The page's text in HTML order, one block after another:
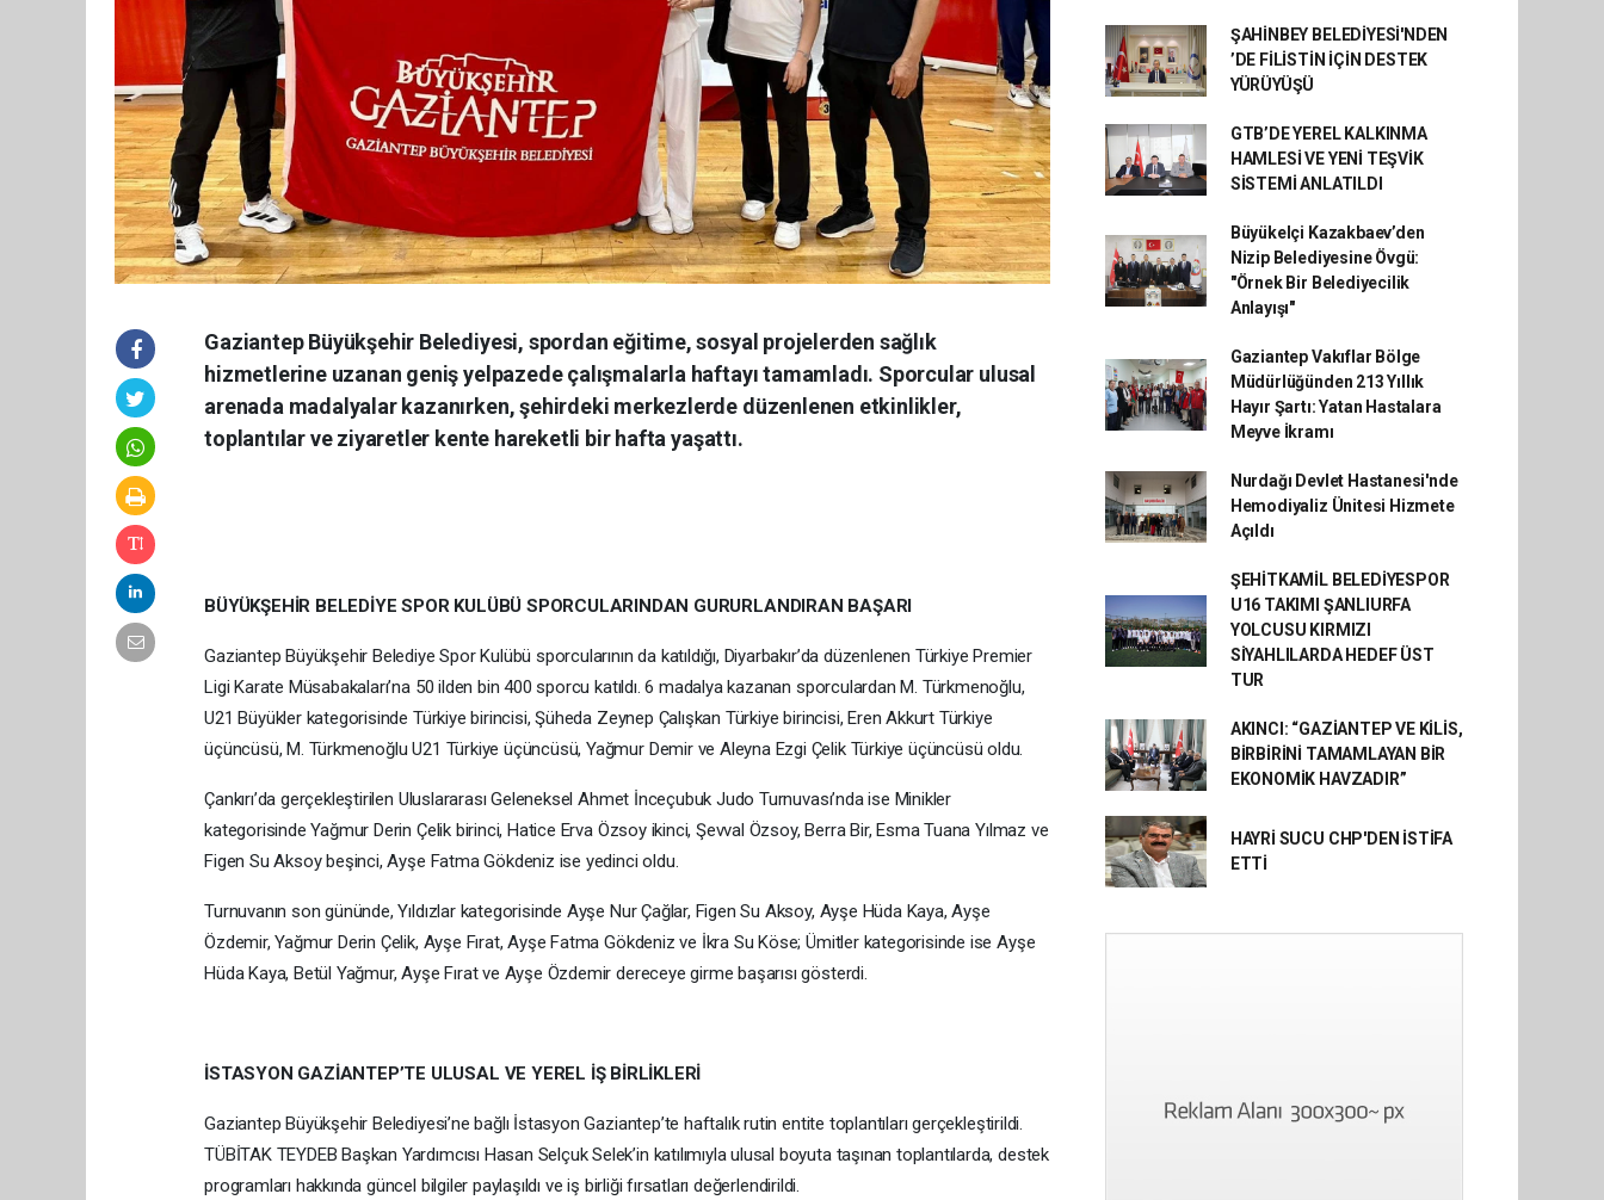
Gaziantep Büyükşehir Belediyesi, spordan eğitime, sosyal projelerden sağlık
hizmetlerine uzanan geniş yelpazede çalışmalarla haftayı tamamladı. Sporcular ulusal
arenada madalyalar kazanırken, şehirdeki merkezlerde düzenlenen etkinlikler,
toplantılar ve ziyaretler kente hareketli bir hafta yaşattı.
BÜYÜKŞEHİR BELEDİYE SPOR KULÜBÜ SPORCULARINDAN GURURLANDIRAN BAŞARI
Gaziantep Büyükşehir Belediye Spor Kulübü sporcularının da katıldığı, Diyarbakır’da düzenlenen Türkiye Premier
Ligi Karate Müsabakaları’na 50 ilden bin 400 sporcu katıldı. 6 madalya kazanan sporculardan M. Türkmenoğlu,
U21 Büyükler kategorisinde Türkiye birincisi, Şüheda Zeynep Çalışkan Türkiye birincisi, Eren Akkurt Türkiye
üçüncüsü, M. Türkmenoğlu U21 Türkiye üçüncüsü, Yağmur Demir ve Aleyna Ezgi Çelik Türkiye üçüncüsü oldu.
Çankırı’da gerçekleştirilen Uluslararası Geleneksel Ahmet İnceçubuk Judo Turnuvası’nda ise Minikler
kategorisinde Yağmur Derin Çelik birinci, Hatice Erva Özsoy ikinci, Şevval Özsoy, Berra Bir, Esma Tuana Yılmaz ve
Figen Su Aksoy beşinci, Ayşe Fatma Gökdeniz ise yedinci oldu.
Turnuvanın son gününde, Yıldızlar kategorisinde Ayşe Nur Çağlar, Figen Su Aksoy, Ayşe Hüda Kaya, Ayşe
Özdemir, Yağmur Derin Çelik, Ayşe Fırat, Ayşe Fatma Gökdeniz ve İkra Su Köse; Ümitler kategorisinde ise Ayşe
Hüda Kaya, Betül Yağmur, Ayşe Fırat ve Ayşe Özdemir dereceye girme başarısı gösterdi.
İSTASYON GAZİANTEP’TE ULUSAL VE YEREL İŞ BİRLİKLERİ
Gaziantep Büyükşehir Belediyesi’ne bağlı İstasyon Gaziantep’te haftalık rutin entite toplantıları gerçekleştirildi.
TÜBİTAK TEYDEB Başkan Yardımcısı Hasan Selçuk Selek’in katılımıyla ulusal boyuta taşınan toplantılarda, destek
programları hakkında güncel bilgiler paylaşıldı ve iş birliği fırsatları değerlendirildi.
ŞAHİNBEY BELEDİYESİ'NDEN
’DE FİLİSTİN İÇİN DESTEK
YÜRÜYÜŞÜ
GTB’DE YEREL KALKINMA
HAMLESİ VE YENİ TEŞVİK
SİSTEMİ ANLATILDI
Büyükelçi Kazakbaev’den
Nizip Belediyesine Övgü:
"Örnek Bir Belediyecilik
Anlayışı"
Gaziantep Vakıflar Bölge
Müdürlüğünden 213 Yıllık
Hayır Şartı: Yatan Hastalara
Meyve İkramı
Nurdağı Devlet Hastanesi'nde
Hemodiyaliz Ünitesi Hizmete
Açıldı
ŞEHİTKAMİL BELEDİYESPOR
U16 TAKIMI ŞANLIURFA
YOLCUSU KIRMIZI
SİYAHLILARDA HEDEF ÜST
TUR
AKINCI: “GAZİANTEP VE KİLİS,
BİRBİRİNİ TAMAMLAYAN BİR
EKONOMİK HAVZADIR”
HAYRİ SUCU CHP'DEN İSTİFA
ETTİ